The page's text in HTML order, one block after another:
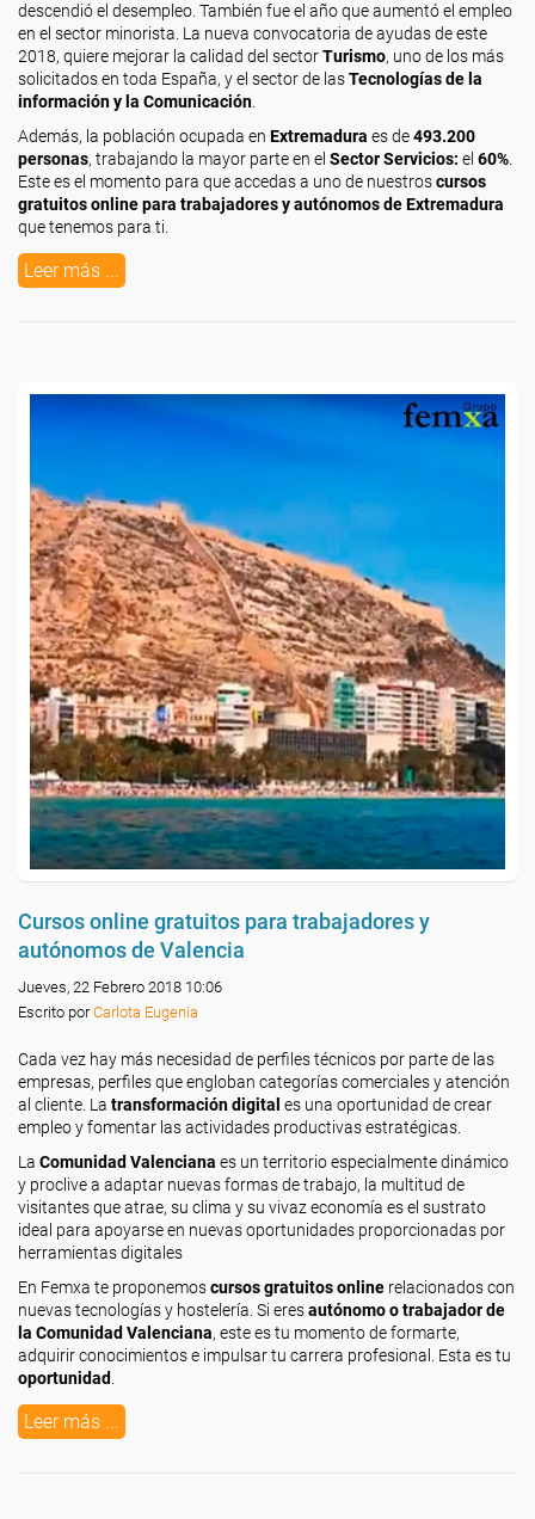
descendió el desempleo. También fue el año que aumentó el empleo
en el sector minorista. La nueva convocatoria de ayudas de este
2018, quiere mejorar la calidad del sectorTurismo, uno de los más
solicitados en toda España, y el sector de lasTecnologías de la
información y la Comunicación
Además, la población ocupada en Extremadura es de493.200
personas, trabajando la mayor parte en el Sector Servicios: el 60%
Este es el momento para que accedas a uno de nuestroscursos
gratuitos online para trabajadores y autónomos de Extremadura
que tenemos para ti.
Leer más ...
Cursos online gratuitos para trabajadores y
autónomos de Valencia
Jueves, 22 Febrero 2018 10:06
Escrito porCarlota Eugenia
Cada vez hay más necesidad de perfiles técnicos por parte de las
empresas, perfiles que engloban categorías comerciales y atención
al cliente. La transformación digital es una oportunidad de crear
empleo y fomentar las actividades productivas estratégicas.
La Comunidad Valenciana es un territorio especialmente dinámico
y proclive a adaptar nuevas formas de trabajo, la multitud de
visitantes que atrae, su clima y su vivaz economía es el sustrato
ideal para apoyarse en nuevas oportunidades proporcionadas por
herramientas digitales
En Femxa te proponemoscursos gratuitos online relacionados con
nuevas tecnologías y hostelería. Si eresautónomo o trabajador de
la Comunidad Valenciana, este es tu momento de formarte,
adquirir conocimientos e impulsar tu carrera profesional. Esta es tu
oportunidad
Leer más ...